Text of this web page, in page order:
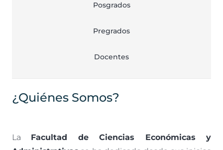
Posgrados
Pregrados
Docentes
¿Quiénes Somos?
La Facultad de Ciencias Económicas y